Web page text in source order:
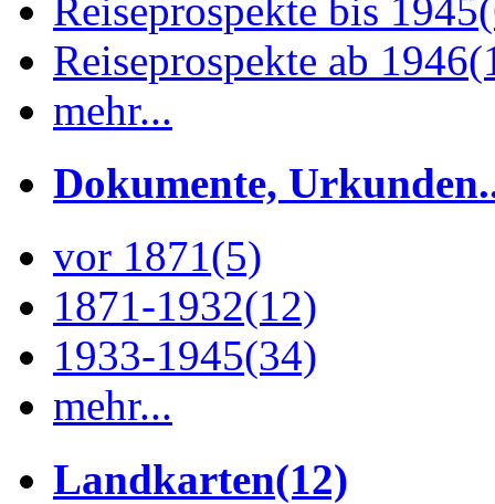
Reiseprospekte bis 1945
Reiseprospekte ab 1946
mehr...
Dokumente,
vor 1871(5)
1871-1932(12)
1933-1945(34)
mehr...
Landkarten(12)